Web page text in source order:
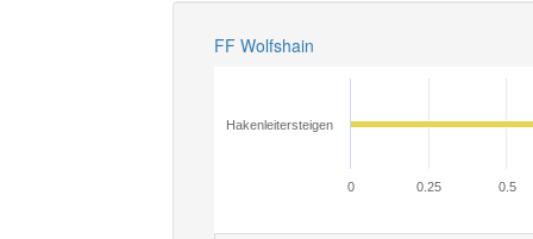
FF Wolfshain
Hakenleitersteigen
0 0.25 0.5